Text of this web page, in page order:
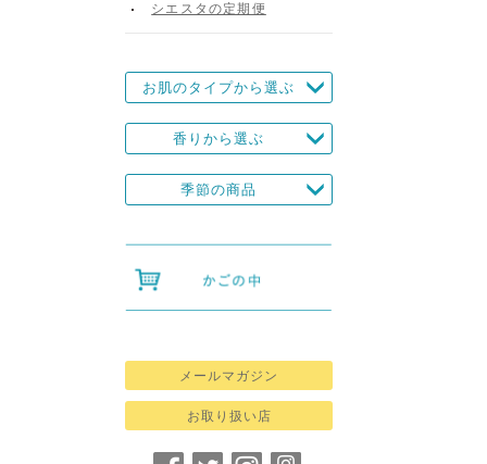
シエスタの定期便
お肌のタイプから選ぶ
香りから選ぶ
季節の商品
メールマガジン
お取り扱い店